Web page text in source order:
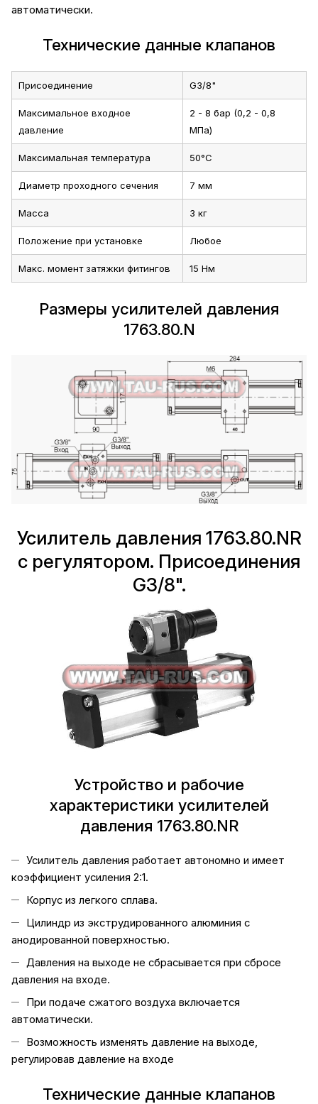
автоматически.
Технические данные клапанов
Присоединение G3/8"
Максимальное входное
давление
2 - 8 бар (0,2 - 0,8
МПа)
Максимальная температура 50°C
Диаметр проходного сечения 7 мм
Масса 3 кг
Положение при установке Любое
Макс. момент затяжки фитингов 15 Нм
Размеры усилителей давления
1763.80.N
Усилитель давления 1763.80.NR
с регулятором. Присоединения
G3/8".
Устройство и рабочие
характеристики усилителей
давления 1763.80.NR
Усилитель давления работает автономно и имеет
коэффициент усиления 2:1.
Корпус из легкого сплава.
Цилиндр из экструдированного алюминия с
анодированной поверхностью.
Давления на выходе не сбрасывается при сбросе
давления на входе.
При подаче сжатого воздуха включается
автоматически.
Возможность изменять давление на выходе,
регулировав давление на входе
Технические данные клапанов